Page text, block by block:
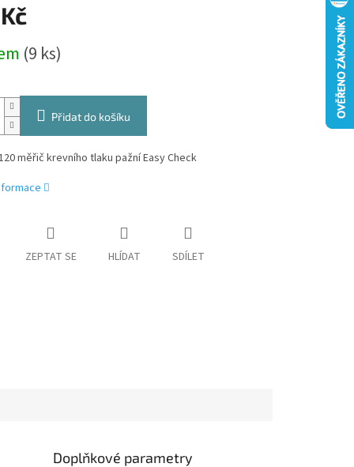
(9 ks)
Přidat do košíku
měřič krevního tlaku pažní Easy Check
ZEPTAT SE HLÍDAT SDÍLET
Doplňkové parametry